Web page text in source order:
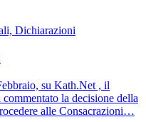
Dichiarazioni
su Kath.Net , il
la decisione della
alle Consacrazioni…